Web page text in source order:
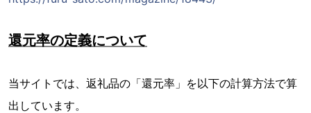
還元率の定義について
当サイトでは、返礼品の「還元率」を以下の計算方法で算
出しています。